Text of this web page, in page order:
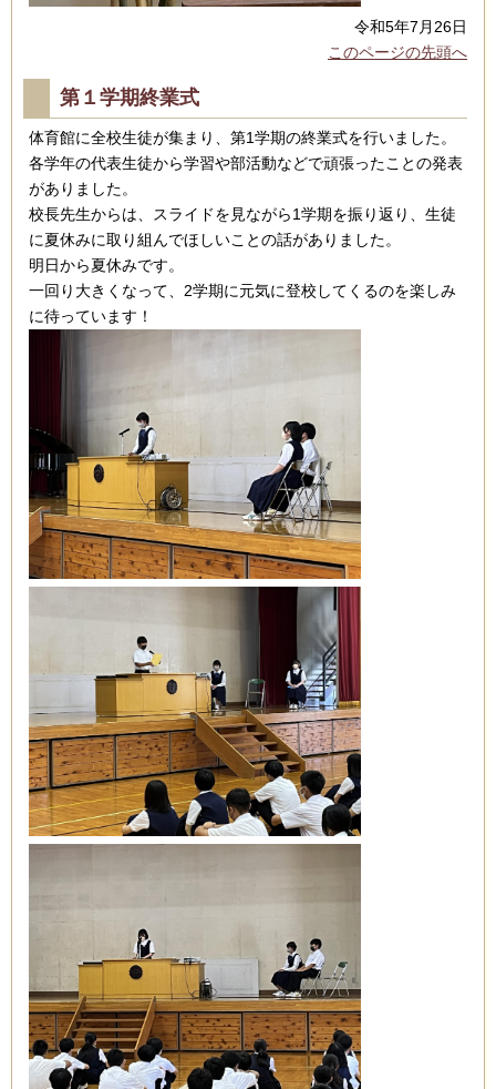
令和5年7月26日
このページの先頭へ
第１学期終業式
体育館に全校生徒が集まり、第1学期の終業式を行いました。
各学年の代表生徒から学習や部活動などで頑張ったことの発表
がありました。
校長先生からは、スライドを見ながら1学期を振り返り、生徒
に夏休みに取り組んでほしいことの話がありました。
明日から夏休みです。
一回り大きくなって、2学期に元気に登校してくるのを楽しみ
に待っています！